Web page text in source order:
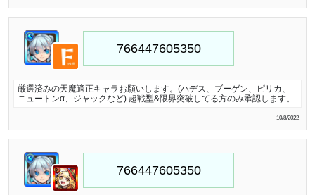
厳選済みの天魔適正キャラお願いします。(ハデス、ブーゲン、ピリカ、
ニュートンα、ジャックなど) 超戦型&限界突破してる方のみ承認します。
10/8/2022